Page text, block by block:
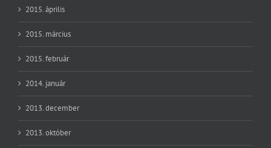
2015. április
2015. március
2015. február
2014. január
2013. december
2013. október